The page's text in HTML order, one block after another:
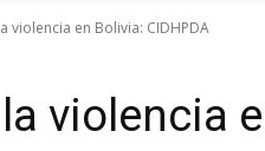
violencia en Bolivia: CIDHPDA
violencia